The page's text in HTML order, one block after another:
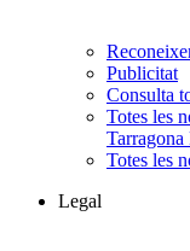
Publicitat
Consulta
Totes les
Totes les
Legal